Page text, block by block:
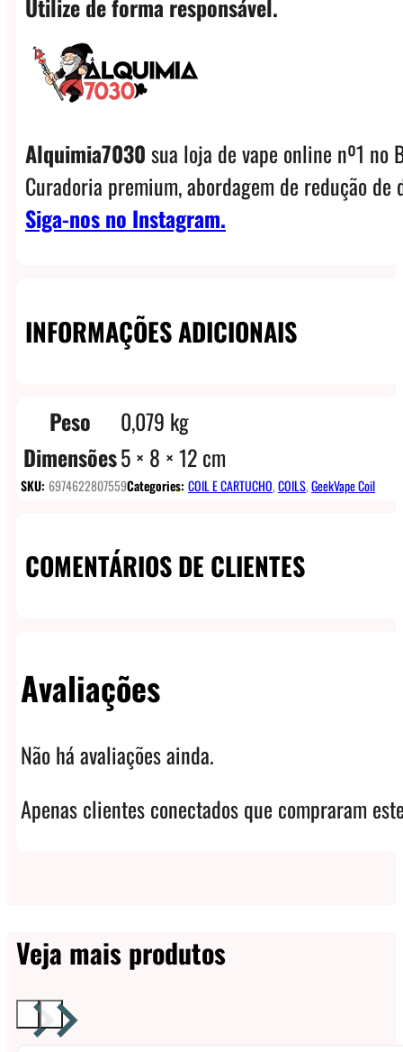
Utilize de forma responsável.
Alquimia7030sua loja de vape online nº1 no
Curadoria premium, abordagem de redução
Siga-nos no Instagram.
INFORMAÇÕES ADICIONAIS
Peso
0,079 kg
Dimensões5 × 8 × 12 cm
SKU: 6974622807559Categories: COIL E CARTUCHO,COILS,GeekVape Coil
COMENTÁRIOS DE CLIENTES
Avaliações
Não há avaliações ainda.
Apenas clientes conectados que compraram
Veja mais produtos